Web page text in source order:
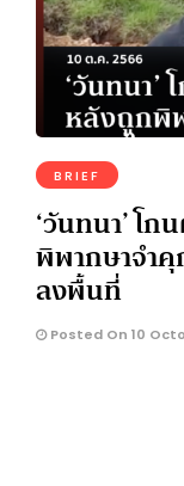
BRIEF
‘วันทนา’ โ
พิพากษาจำ
ลงพื้นที่
Posted On 10